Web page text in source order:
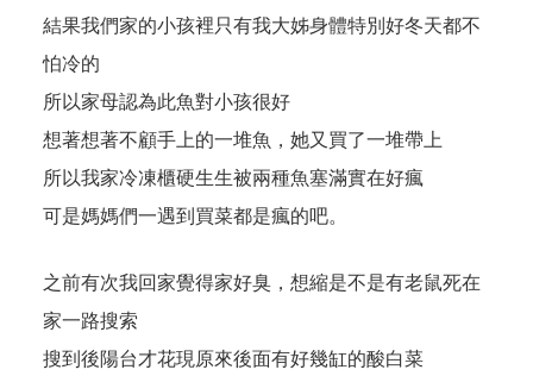
結果我們家的小孩裡只有我大姊身體特別好冬天都不
怕冷的
所以家母認為此魚對小孩很好
想著想著不顧手上的一堆魚，她又買了一堆帶上
所以我家冷凍櫃硬生生被兩種魚塞滿實在好瘋
可是媽媽們一遇到買菜都是瘋的吧。
之前有次我回家覺得家好臭，想縮是不是有老鼠死在
家一路搜索
搜到後陽台才花現原來後面有好幾缸的酸白菜